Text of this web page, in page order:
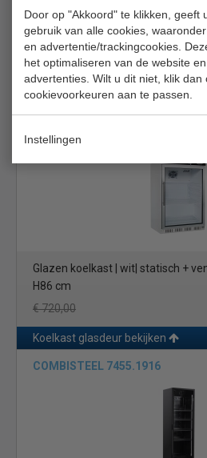
Door op "Akkoord" te klikken, geeft
gebruik van alle cookies,
en advertentie/trackingcookies.
het optimaliseren van de website
advertenties. Wilt u dit niet, klik
cookievoorkeuren aan te passen.
Instellingen
Koelfrigo | glazen deur | 36 cm
€ 735,00
Combisteel 7450.0552
Glazen koelkast | wit| statisch +
H86 cm
€ 720,00
Koelkast glasdeur bekijken
COMBISTEEL 7455.1916